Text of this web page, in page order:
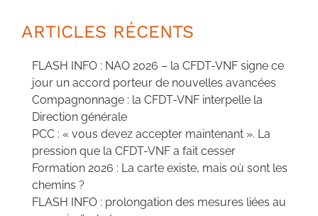
ARTICLES RÉCENTS
FLASH INFO : NAO 2026 – la CFDT-VNF signe ce
jour un accord porteur de nouvelles avancées
Compagnonnage : la CFDT-VNF interpelle la
Direction générale
PCC : « vous devez accepter maintenant ». La
pression que la CFDT-VNF a fait cesser
Formation 2026 : La carte existe, mais où sont les
chemins ?
FLASH INFO : prolongation des mesures liées au